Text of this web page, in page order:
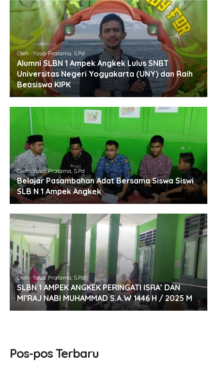
Oleh : Yosdi Pratama, S.Pd
Alumni SLBN 1 Ampek Angkek Lulus SNBT
Universitas Negeri Yogyakarta (UNY) dan Raih
Beasiswa KIPK
Oleh : Yosdi Pratama, S.Pd
Belajar Pasambahan Adat Bersama Siswa Siswi
SLB N 1 Ampek Angkek
Oleh : Yosdi Pratama, S.Pd
SLBN 1 AMPEK ANGKEK PERINGATI ISRA’ DAN
MI’RAJ NABI MUHAMMAD S.A.W 1446 H / 2025 M
Pos-pos Terbaru